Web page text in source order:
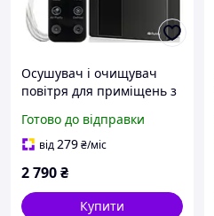
Осушувач і очищувач
повітря для приміщень з
Готово до відправки
від279₴/міс
2 790₴
Купити